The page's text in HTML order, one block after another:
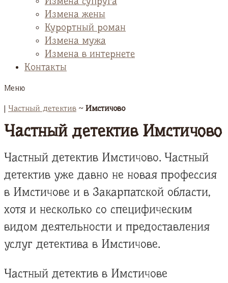
Измена жены
Курортный роман
Измена мужа
Измена в интернете
Контакты
Меню
| Частный детектив ~ Имстичово
Частный детектив Имстичово
Частный детектив Имстичово. Частный
детектив уже давно не новая профессия
в Имстичове и в Закарпатской области,
хотя и несколько со специфическим
видом деятельности и предоставления
услуг детектива в Имстичове.
Частный детектив в Имстичове